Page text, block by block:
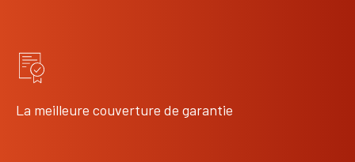
La meilleure couverture de garantie